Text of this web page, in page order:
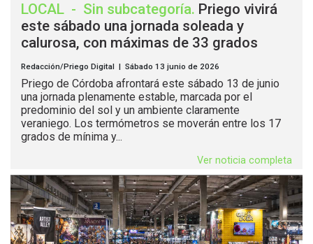
LOCAL - Sin subcategoría. Priego vivirá
este sábado una jornada soleada y
calurosa, con máximas de 33 grados
Redacción/Priego Digital | Sábado 13 junio de 2026
Priego de Córdoba afrontará este sábado 13 de junio
una jornada plenamente estable, marcada por el
predominio del sol y un ambiente claramente
veraniego. Los termómetros se moverán entre los 17
grados de mínima y...
Ver noticia completa